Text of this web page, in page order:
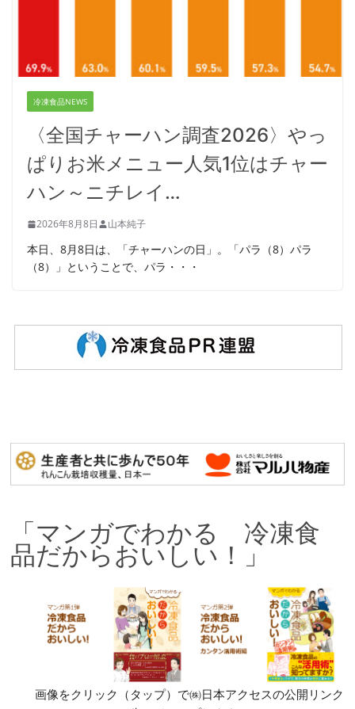
冷凍食品NEWS
〈全国チャーハン調査2026〉やっ
ぱりお米メニュー人気1位はチャー
ハン～ニチレイ…
2026年8月8日 山本純子
本日、8月8日は、「チャーハンの日」。「パラ（8）パラ
（8）」ということで、パラ・・・
「マンガでわかる 冷凍食
品だからおいしい！」
画像をクリック（タップ）で㈱日本アクセスの公開リンク